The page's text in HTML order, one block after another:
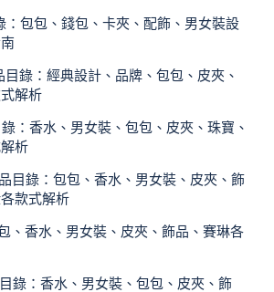
：包包、錢包、卡夾、配飾、男女裝設
目錄：經典設計、品牌、包包、皮夾、
解析
：香水、男女裝、包包、皮夾、珠寶、
析
目錄：包包、香水、男女裝、皮夾、飾
款式解析
、香水、男女裝、皮夾、飾品、賽琳各
錄：香水、男女裝、包包、皮夾、飾